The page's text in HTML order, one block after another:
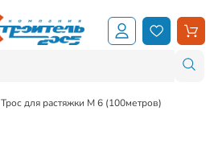
Трос для растяжки М 6 (100метров)